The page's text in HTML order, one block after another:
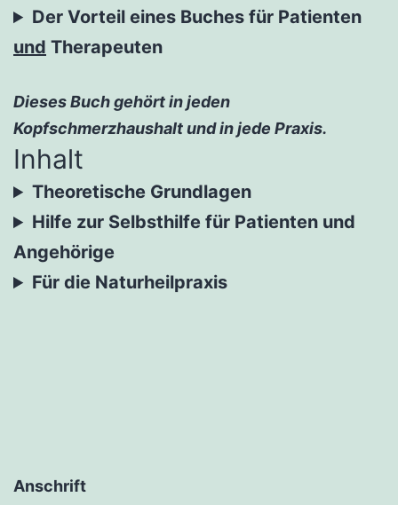
Der Vorteil eines Buches für Patienten
und Therapeuten
Dieses Buch gehört in jeden
Kopfschmerzhaushalt und in jede Praxis.
Inhalt
Theoretische Grundlagen
Hilfe zur Selbsthilfe für Patienten und
Angehörige
Für die Naturheilpraxis
Anschrift